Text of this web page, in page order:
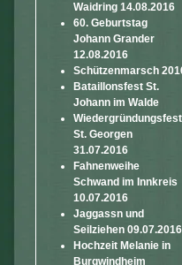
Waidring 14.08.2016
60. Geburtstag
Johann Grander
12.08.2016
Schützenmarsch
Bataillonsfest St.
Johann im Walde
Wiedergründungsfest
St. Georgen
31.07.2016
Fahnenweihe
Schwand im Innkreis
10.07.2016
Jaggassn und
Seilziehen 09.07.2016
Hochzeit Melanie in
Burgwindheim